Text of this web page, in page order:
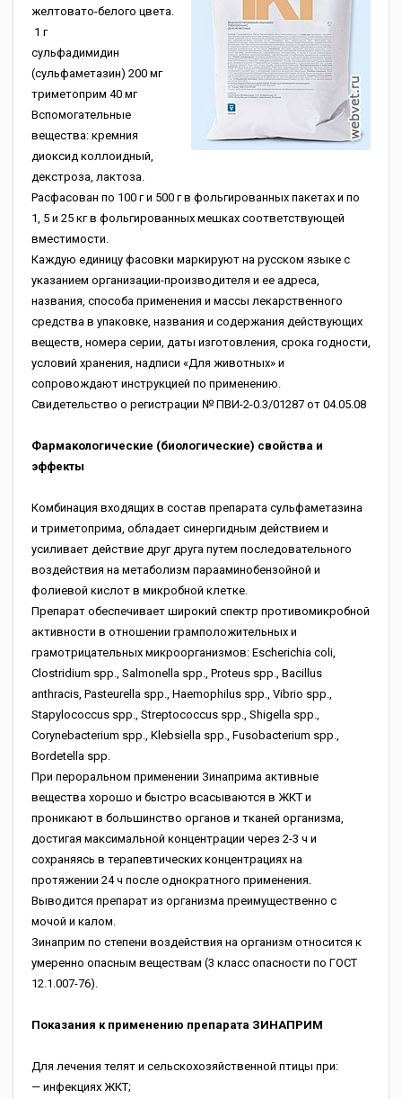
желтовато-белого цвета.
1 г
сульфадимидин
(сульфаметазин) 200 мг
триметоприм 40 мг
Вспомогательные
вещества: кремния
диоксид коллоидный,
декстроза, лактоза.
Расфасован по 100 г и 500 г в фольгированных пакетах и по
1, 5 и 25 кг в фольгированных мешках соответствующей
вместимости.
Каждую единицу фасовки маркируют на русском языке с
указанием организации-производителя и ее адреса,
названия, способа применения и массы лекарственного
средства в упаковке, названия и содержания действующих
веществ, номера серии, даты изготовления, срока годности,
условий хранения, надписи «Для животных» и
сопровождают инструкцией по применению.
Свидетельство о регистрации № ПВИ-2-0.3/01287 от 04.05.08
Фармакологические (биологические) свойства и
эффекты
Комбинация входящих в состав препарата сульфаметазина
и триметоприма, обладает синергидным действием и
усиливает действие друг друга путем последовательного
воздействия на метаболизм парааминобензойной и
фолиевой кислот в микробной клетке.
Препарат обеспечивает широкий спектр противомикробной
активности в отношении грамположительных и
грамотрицательных микроорганизмов: Escherichia coli,
Clostridium spp., Salmonella spp., Proteus spp., Bacillus
anthracis, Pasteurella spp., Haemophilus spp., Vibrio spp.,
Stapylococcus spp., Streptococcus spp., Shigella spp.,
Corynebacterium spp., Klebsiella spp., Fusobacterium spp.,
Bordetella spp.
При пероральном применении Зинаприма активные
вещества хорошо и быстро всасываются в ЖКТ и
проникают в большинство органов и тканей организма,
достигая максимальной концентрации через 2-3 ч и
сохраняясь в терапевтических концентрациях на
протяжении 24 ч после однократного применения.
Выводится препарат из организма преимущественно с
мочой и калом.
Зинаприм по степени воздействия на организм относится к
умеренно опасным веществам (3 класс опасности по ГОСТ
12.1.007-76).
Показания к применению препарата ЗИНАПРИМ
Для лечения телят и сельскохозяйственной птицы при:
— инфекциях ЖКТ;